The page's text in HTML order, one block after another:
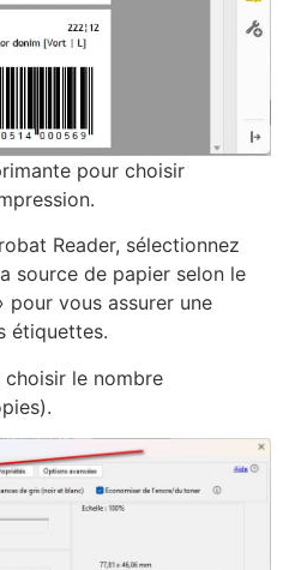
pour choisir
Reader, sélectionnez
source de papier selon le
pour vous assurer une
étiquettes.
le nombre